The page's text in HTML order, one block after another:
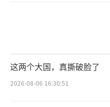
这两个大国，真撕破脸了
2026-08-06 16:30:51